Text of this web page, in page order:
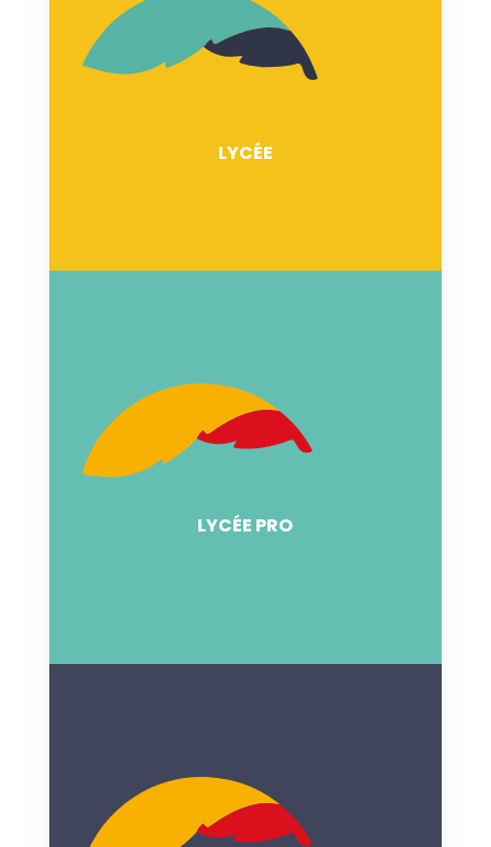
COLLÈGE
LYCÉE
LYCÉE
LYCÉE PRO
LYCÉE PRO